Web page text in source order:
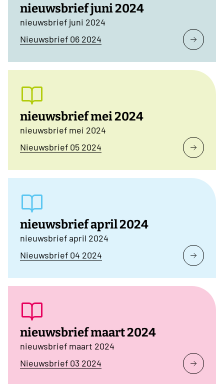
nieuwsbrief juni 2024
nieuwsbrief juni 2024
Nieuwsbrief 06 2024
nieuwsbrief mei 2024
nieuwsbrief mei 2024
Nieuwsbrief 05 2024
nieuwsbrief april 2024
nieuwsbrief april 2024
Nieuwsbrief 04 2024
nieuwsbrief maart 2024
nieuwsbrief maart 2024
Nieuwsbrief 03 2024